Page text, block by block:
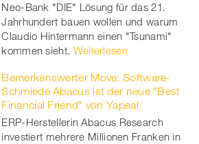
Neo-Bank "DIE" Lösung für das 21.
Jahrhundert bauen wollen und warum
Claudio Hintermann einen "Tsunami"
kommen sieht. Weiterlesen
Bemerkenswerter Move: Software-
Schmiede Abacus ist der neue "Best
Financial Friend" von Yapeal
ERP-Herstellerin Abacus Research
investiert mehrere Millionen Franken in